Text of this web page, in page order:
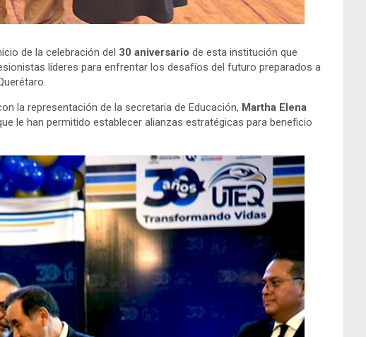
de la celebración del 30 aniversario de esta institución que
líderes para enfrentar los desafíos del futuro preparados a
la representación de la secretaria de Educación, Martha Elena
le han permitido establecer alianzas estratégicas para beneficio